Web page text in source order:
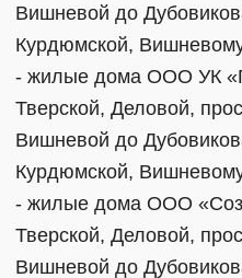
Вишневой до
Курдюмской,
- жилые дома ООО УК
Тверской, Деловой,
Вишневой до
Курдюмской,
- жилые дома ООО
Тверской, Деловой,
Вишневой до